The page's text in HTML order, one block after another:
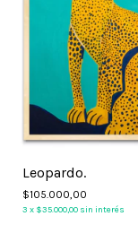
Leopardo.
$105.000,00
3 x $35.000,00 sin interés